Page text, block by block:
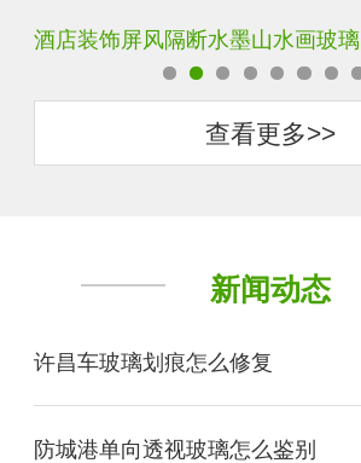
酒店装饰屏风隔断水墨山水画玻璃
查看更多>>
新闻动态
许昌车玻璃划痕怎么修复
防城港单向透视玻璃怎么鉴别